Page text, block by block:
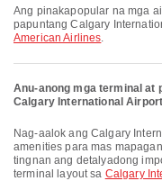
Ang pinakapopular na mga airline para sa mga international flight
papuntang Calgary
American Airlines.
Anu-anong mga terminal at
Calgary International
Nag-aalok ang Calgary International Airport ng Taxi at marami pang ibang
amenities para mas
tingnan ang detalyadong
terminal layout sa Calgary